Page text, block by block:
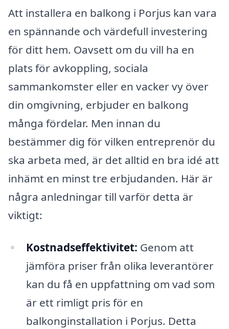
Att installera en balkong i Porjus kan vara
en spännande och värdefull investering
för ditt hem. Oavsett om du vill ha en
plats för avkoppling, sociala
sammankomster eller en vacker vy över
din omgivning, erbjuder en balkong
många fördelar. Men innan du
bestämmer dig för vilken entreprenör du
ska arbeta med, är det alltid en bra idé att
inhämt en minst tre erbjudanden. Här är
några anledningar till varför detta är
viktigt:
Kostnadseffektivitet: Genom att
jämföra priser från olika leverantörer
kan du få en uppfattning om vad som
är ett rimligt pris för en
balkonginstallation i Porjus. Detta